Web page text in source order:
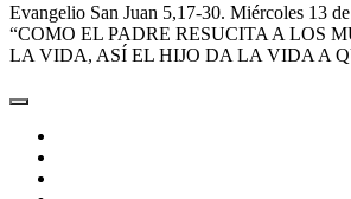
Evangelio San Juan 5,17-30. Miércoles 13
“COMO EL PADRE RESUCITA A LOS
LA VIDA, ASÍ EL HIJO DA LA VIDA A